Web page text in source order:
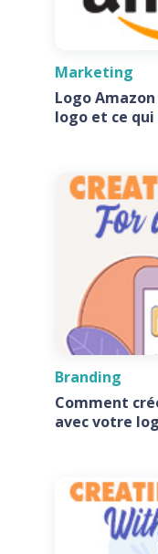
Marketing
Logo
logo et ce qui
Branding
Comment
avec votre